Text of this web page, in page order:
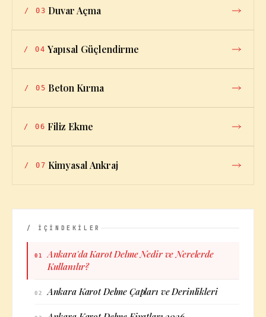
/ 03 Duvar Açma
/ 04 Yapısal Güçlendirme
/ 05 Beton Kırma
/ 06 Filiz Ekme
/ 07 Kimyasal Ankraj
/ İÇİNDEKİLER
01
Ankara'da Karot Delme Nedir ve Nerelerde
Kullanılır?
02 Ankara Karot Delme Çapları ve Derinlikleri